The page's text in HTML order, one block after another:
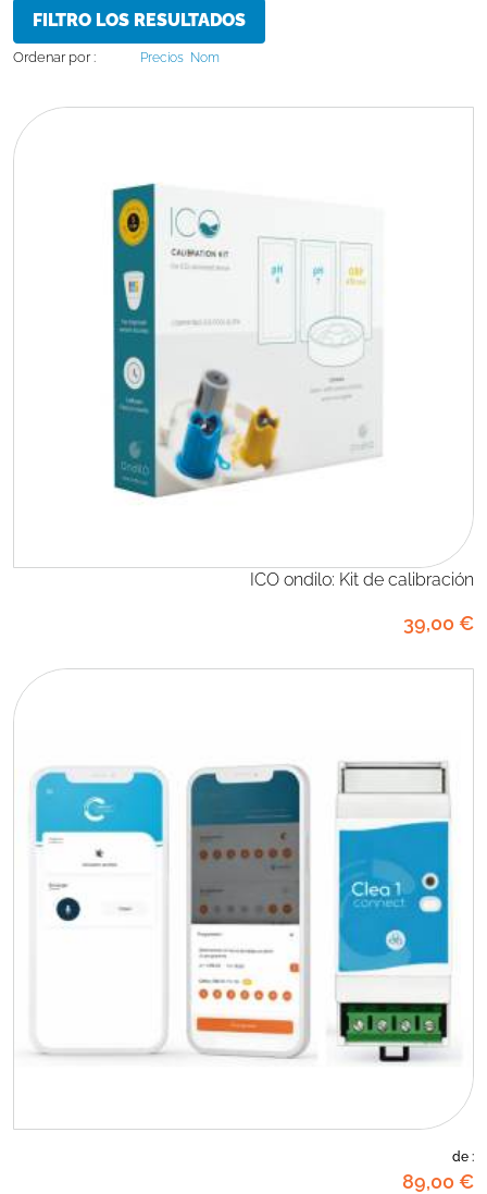
FILTRO LOS RESULTADOS
Ordenar por : Precios Nom
ICO ondilo: Kit de calibración
39,00 €
de :
89,00 €